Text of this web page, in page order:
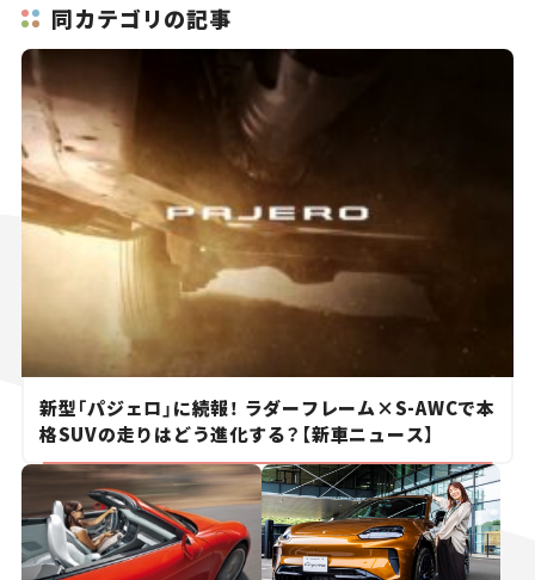
同カテゴリの記事
新型「パジェロ」に続報！ ラダーフレーム×S-AWCで本
格SUVの走りはどう進化する？【新車ニュース】